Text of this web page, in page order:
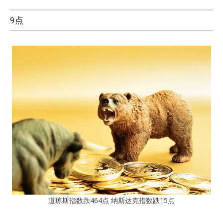
9点
道琼斯指数跌464点 纳斯达克指数跌15点